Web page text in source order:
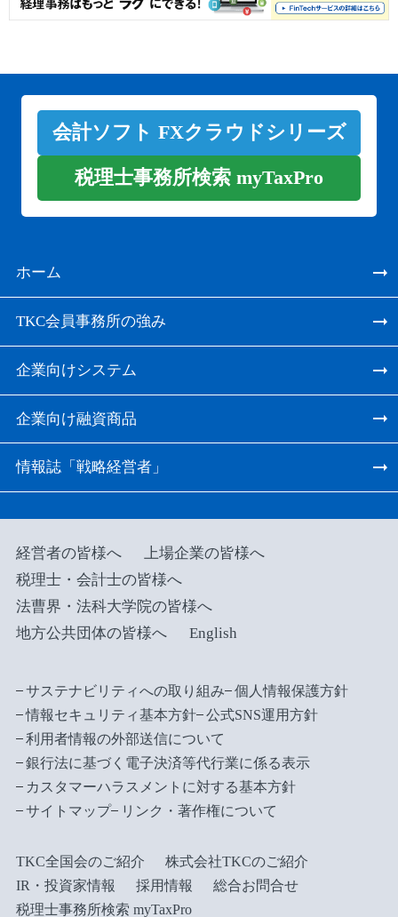
会計ソフト FXクラウドシリーズ
税理士事務所検索 myTaxPro
ホーム
TKC会員事務所の強み
企業向けシステム
企業向け融資商品
情報誌「戦略経営者」
経営者の皆様へ
上場企業の皆様へ
税理士・会計士の皆様へ
法曹界・法科大学院の皆様へ
地方公共団体の皆様へ
English
サステナビリティへの取り組み
個人情報保護方針
情報セキュリティ基本方針
公式SNS運用方針
利用者情報の外部送信について
銀行法に基づく電子決済等代行業に係る表示
カスタマーハラスメントに対する基本方針
サイトマップ
リンク・著作権について
TKC全国会のご紹介
株式会社TKCのご紹介
IR・投資家情報
採用情報
総合お問合せ
税理士事務所検索 myTaxPro